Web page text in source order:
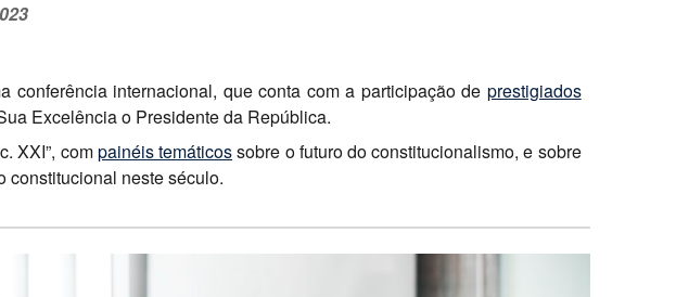
conferência internacional, que conta com a participaçãode prestigiados
Excelência o Presidente da República.
XXI”, compainéis temáticossobre o futuro do constitucionalismo, e sobre
constitucional neste século.